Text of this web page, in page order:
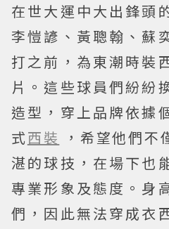
在世大運中大出鋒頭
李愷諺、黃聰翰、蘇
打之前，為東潮時裝
片。這些球員們紛紛
造型，穿上品牌依據
式西裝
，希望他們不
湛的球技，在場下也
專業形象及態度。身
們，因此無法穿成衣